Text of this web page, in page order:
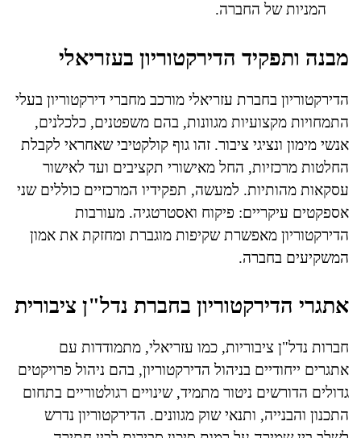
המניות של החברה.
מבנה ותפקיד הדירקטוריון בעזריאלי
הדירקטוריון בחברת עזריאלי מורכב מחברי דירקטוריון בעלי
התמחויות מקצועיות מגוונות, בהם משפטנים, כלכלנים,
אנשי מימון ונציגי ציבור. זהו גוף קולקטיבי שאחראי לקבלת
החלטות מרכזיות, החל מאישורי תקציבים ועד לאישור
עסקאות מהותיות. למעשה, תפקידיו המרכזיים כוללים שני
אספקטים עיקריים: פיקוח ואסטרטגיה. מעורבות
הדירקטוריון מאפשרת שקיפות מוגברת ומחזקת את אמון
המשקיעים בחברה.
אתגרי הדירקטוריון בחברת נדל"ן ציבורית
חברות נדל"ן ציבוריות, כמו עזריאלי, מתמודדות עם
אתגרים ייחודיים בניהול הדירקטוריון, בהם ניהול פרויקטים
גדולים הדורשים ניטור מתמיד, שינויים רגולטוריים בתחום
התכנון והבנייה, ותנאי שוק מגוונים. הדירקטוריון נדרש